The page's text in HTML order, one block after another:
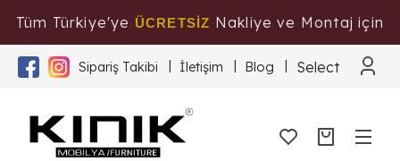
Tüm Türkiye'ye ÜCRETSİZ Nakliye ve Montaj için
Tıklayınız
Sipariş Takibi İletişim Blog Select